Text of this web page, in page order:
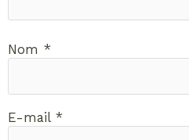
Nom *
E-mail *